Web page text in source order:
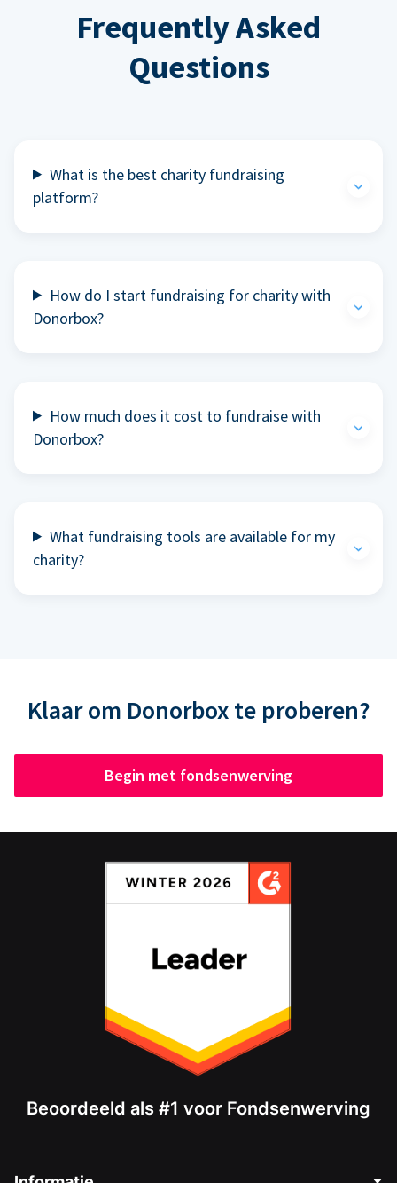
Frequently Asked
Questions
What is the best charity fundraising
platform?
How do I start fundraising for charity with
Donorbox?
How much does it cost to fundraise with
Donorbox?
What fundraising tools are available for my
charity?
Klaar om Donorbox te proberen?
Begin met fondsenwerving
Beoordeeld als #1 voor Fondsenwerving